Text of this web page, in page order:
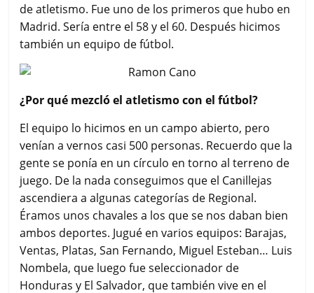
de atletismo. Fue uno de los primeros que hubo en
Madrid. Sería entre el 58 y el 60. Después hicimos
también un equipo de fútbol.
¿Por qué mezcló el atletismo con el fútbol?
El equipo lo hicimos en un campo abierto, pero
venían a vernos casi 500 personas. Recuerdo que la
gente se ponía en un círculo en torno al terreno de
juego. De la nada conseguimos que el Canillejas
ascendiera a algunas categorías de Regional.
Éramos unos chavales a los que se nos daban bien
ambos deportes. Jugué en varios equipos: Barajas,
Ventas, Platas, San Fernando, Miguel Esteban… Luis
Nombela, que luego fue seleccionador de
Honduras y El Salvador, que también vive en el